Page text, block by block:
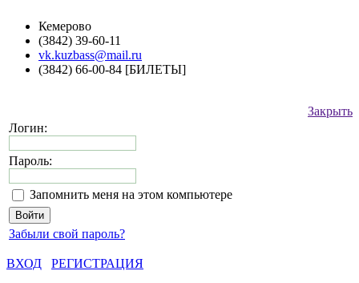
Кемерово
(3842) 39-60-11
vk.kuzbass@mail.ru
(3842) 66-00-84 [БИЛЕТЫ]
Закрыть
Логин:
Пароль:
Запомнить меня на этом компьютере
Забыли свой пароль?
ВХОД
РЕГИСТРАЦИЯ